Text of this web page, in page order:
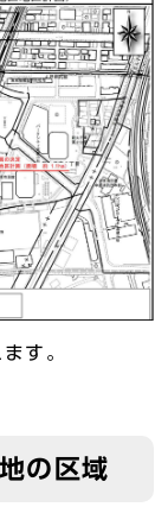
す。
の区域